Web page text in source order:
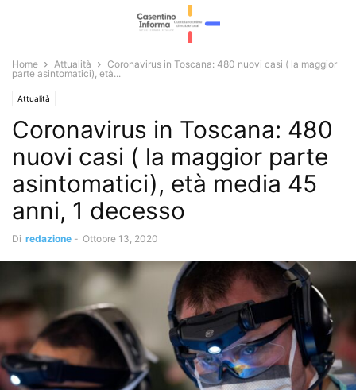
Home Attualità
Coronavirus in Toscana: 480 nuovi casi ( la maggior
parte asintomatici), età...
Attualità
Coronavirus in Toscana: 480
nuovi casi ( la maggior parte
asintomatici), età media 45
anni, 1 decesso
Di redazione - Ottobre 13, 2020